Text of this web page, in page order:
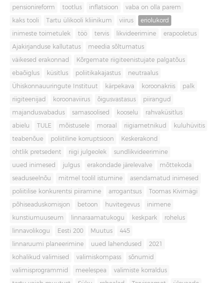
pensionireform tootlus inflatsioon vaba on olla parem
kaks tooli Tartu ülikooli kliinikum viirus eriolukord
inimeste toimetulek töö tervis likvideerimine erapooletus
Ajakirjanduse kallutatus meedia sõltumatus
väikesed erakonnad Kõrgemate riigiteenistujate palgatõus
ebaõiglus küsitlus poliitikakajastus neutraalus
Ühiskonnauuringute Instituut kärpekava koroonakriis palk
riigiteenijad koroonaviirus õigusvastasus piirangud
majandusvabadus samasoolised kooselu rahvaküsitlus
abielu TULE mõistusele moraal riigiametnikud kuluhüvitis
teabenõue poliitiline korruptsioon Keskerakond
ohtlik pretsedent riigi julgeolek sundlikvideerimine
uued inimesed julgus erakondade järelevalve mõttekoda
seaduseelnõu mitmel toolil istumine asendamatud inimesed
poliitilise konkurentsi piiramine arrogantsus Toomas Kivimägi
põhiseaduskomisjon betoon huvitegevus inimene
kunstiumuuseum linnaraamatukogu keskpark rohelus
linnavolikogu Eesti 200 Muutus 445
linnaruumi planeerimine uued lahendused 2021
kohalikud valimised valimiskompass sõnumid
valimisprogrammid meelespea valimiste korraldus